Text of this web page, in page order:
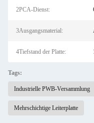
2PCA-Dienst:
3Ausgangsmaterial:
4Tiefstand der Platte:
Tags:
Industrielle PWB-Versammlung
Mehrschichtige Leiterplatte